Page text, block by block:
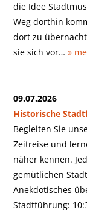
die Idee
Weg dorthin
dort zu
sie sich vor…»
09.07.2026
Historische
Begleiten Sie
Zeitreise und
näher kennen.
gemütlichen
Anekdotisches
Stadtführung: